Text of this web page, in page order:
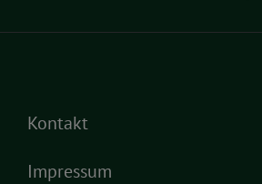
Kontakt
Impressum